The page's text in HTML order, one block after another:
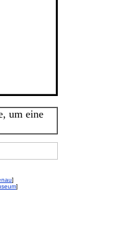
um eine
]
]